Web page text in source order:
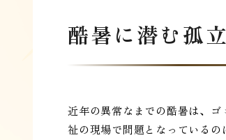
酷暑に潜む孤
近年の異常なまでの酷暑は、
祉の現場で問題となっている